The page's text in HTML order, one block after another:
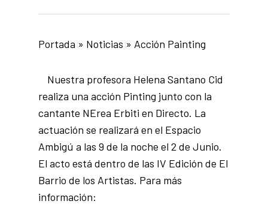
Portada » Noticias » Acción Painting
Nuestra profesora Helena Santano Cid
realiza una acción Pinting junto con la
cantante NErea Erbiti en Directo. La
actuación se realizará en el Espacio
Ambigú a las 9 de la noche el 2 de Junio.
El acto está dentro de las IV Edición de El
Barrio de los Artistas. Para más
información: